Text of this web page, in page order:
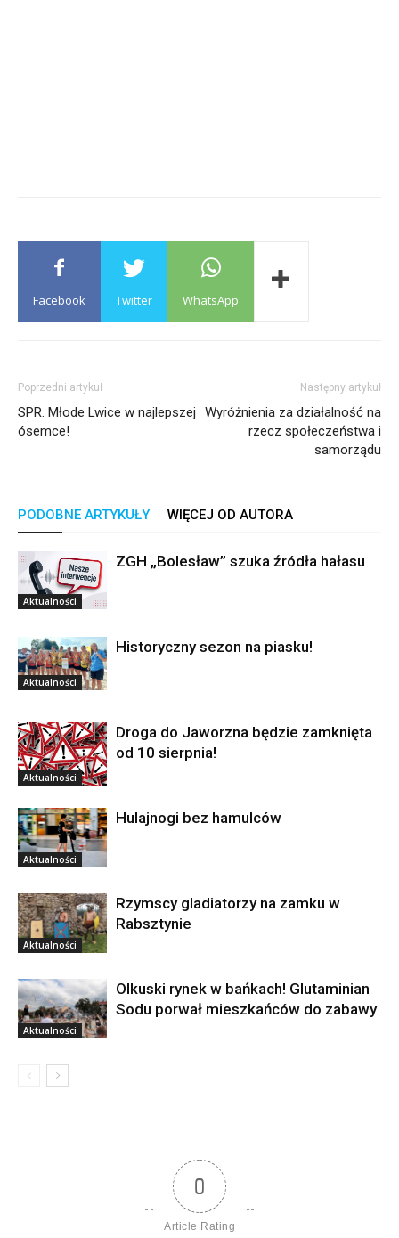
Facebook Twitter WhatsApp
Poprzedni artykuł
SPR. Młode Lwice w najlepszej
ósemce!
Następny artykuł
Wyróżnienia za działalność na
rzecz społeczeństwa i
samorządu
PODOBNE ARTYKUŁY WIĘCEJ OD AUTORA
Aktualności
ZGH „Bolesław” szuka źródła hałasu
Aktualności
Historyczny sezon na piasku!
Aktualności
Droga do Jaworzna będzie zamknięta
od 10 sierpnia!
Aktualności
Hulajnogi bez hamulców
Aktualności
Rzymscy gladiatorzy na zamku w
Rabsztynie
Aktualności
Olkuski rynek w bańkach! Glutaminian
Sodu porwał mieszkańców do zabawy
0
Article Rating